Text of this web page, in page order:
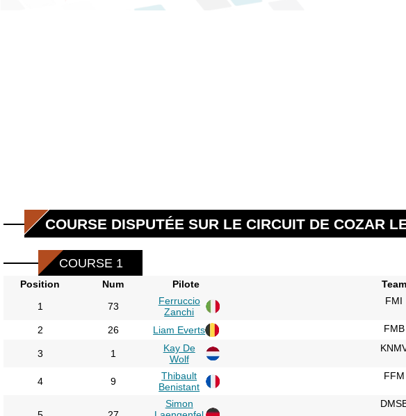
COURSE DISPUTÉE SUR LE CIRCUIT DE COZAR
COURSE 1
Position Num Pilote Team
1
73
Ferruccio
Zanchi
FMI
2 26 Liam Everts FMB
3 1
Kay De
Wolf
4 9
Thibault
Benistant
FFM
Simon